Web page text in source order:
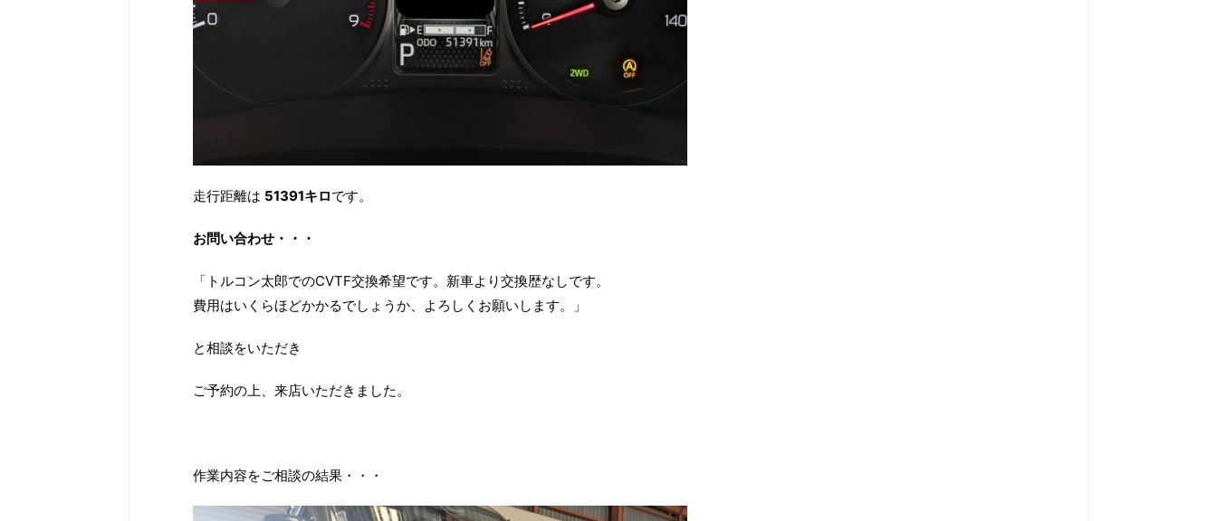
走行距離は 51391キロです。
お問い合わせ・・・
「トルコン太郎でのCVTF交換希望です。新車より交換歴なしです。
費用はいくらほどかかるでしょうか、よろしくお願いします。」
と相談をいただき
ご予約の上、来店いただきました。
作業内容をご相談の結果・・・